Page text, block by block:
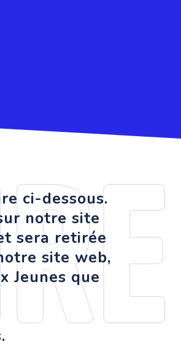
ci-dessous.
notre site
sera retirée
site web,
Jeunes que